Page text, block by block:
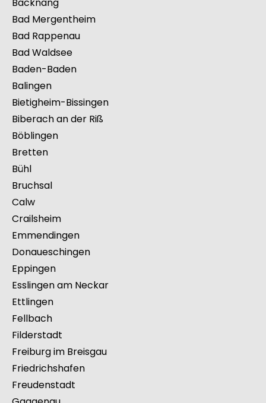
Aalen
Albstadt
Backnang
Bad Mergentheim
Bad Rappenau
Bad Waldsee
Baden-Baden
Balingen
Bietigheim-Bissingen
Biberach an der Riß
Böblingen
Bretten
Bühl
Bruchsal
Calw
Crailsheim
Emmendingen
Donaueschingen
Eppingen
Esslingen am Neckar
Ettlingen
Fellbach
Filderstadt